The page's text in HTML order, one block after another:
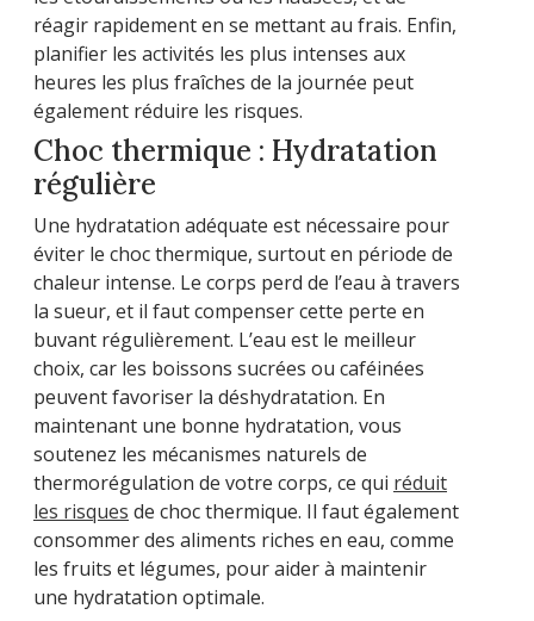
réagir rapidement en se mettant au frais. Enfin,
planifier les activités les plus intenses aux
heures les plus fraîches de la journée peut
également réduire les risques.
Choc thermique : Hydratation
régulière
Une hydratation adéquate est nécessaire pour
éviter le choc thermique, surtout en période de
chaleur intense. Le corps perd de l’eau à travers
la sueur, et il faut compenser cette perte en
buvant régulièrement. L’eau est le meilleur
choix, car les boissons sucrées ou caféinées
peuvent favoriser la déshydratation. En
maintenant une bonne hydratation, vous
soutenez les mécanismes naturels de
thermorégulation de votre corps, ce qui réduit
les risques de choc thermique. Il faut également
consommer des aliments riches en eau, comme
les fruits et légumes, pour aider à maintenir
une hydratation optimale.